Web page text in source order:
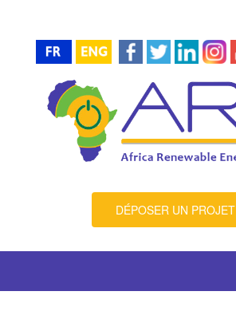
DÉPOSER UN PROJET